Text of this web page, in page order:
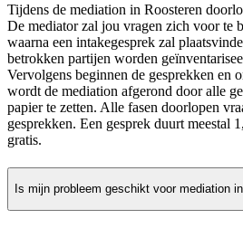
Tijdens de mediation in Roosteren
De mediator zal jou vragen zich voor te
waarna een intakegesprek zal
betrokken partijen worden
Vervolgens beginnen de gesprekken en
wordt de mediation afgerond door alle
papier te zetten. Alle fasen doorlopen
gesprekken. Een gesprek duurt meestal
gratis.
Is mijn probleem geschikt voor mediation